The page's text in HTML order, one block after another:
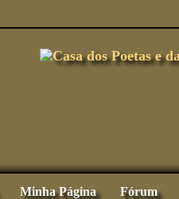
Minha Página Fórum